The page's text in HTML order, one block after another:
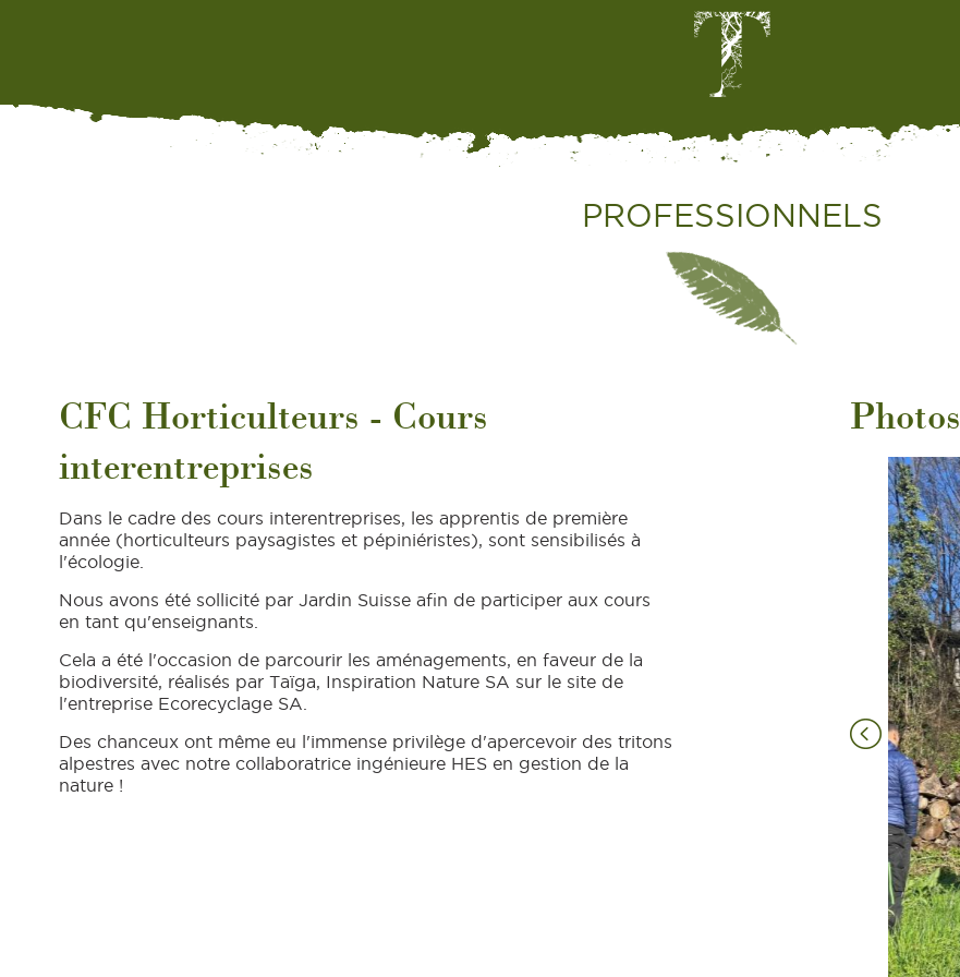
PROFESSIONNELS
CFC Horticulteurs - Cours
interentreprises
Dans le cadre des cours interentreprises, les apprentis de première
année (horticulteurs paysagistes et pépiniéristes), sont sensibilisés à
l'écologie.
Nous avons été sollicité par Jardin Suisse afin de participer aux cours
en tant qu'enseignants.
Cela a été l'occasion de parcourir les aménagements, en faveur de la
biodiversité, réalisés par Taïga, Inspiration Nature SA sur le site de
l'entreprise Ecorecyclage SA.
Des chanceux ont même eu l'immense privilège d'apercevoir des tritons
alpestres avec notre collaboratrice ingénieure HES en gestion de la
nature !
Photos